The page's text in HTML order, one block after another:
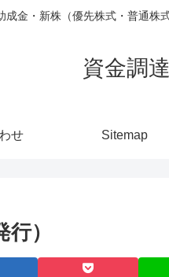
金・新株（優先株式・普通株
資金調
せ Sitemap
）